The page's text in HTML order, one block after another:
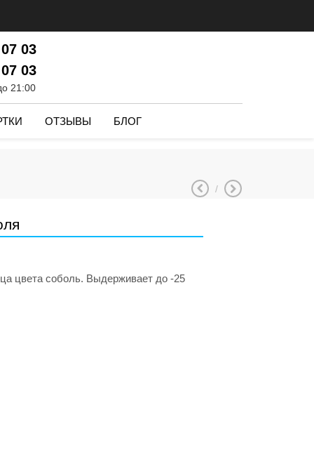
03
03
21:00
ОТЗЫВЫ БЛОГ
/
цвета соболь. Выдерживает до -25